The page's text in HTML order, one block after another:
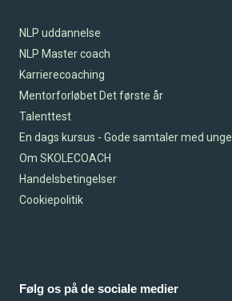
NLP uddannelse
NLP Master coach
Karrierecoaching
Mentorforløbet Det første år
Talenttest
En dags kursus - Gode samtaler med unge
Om SKOLECOACH
Handelsbetingelser
Cookiepolitik
Følg os på de sociale medier